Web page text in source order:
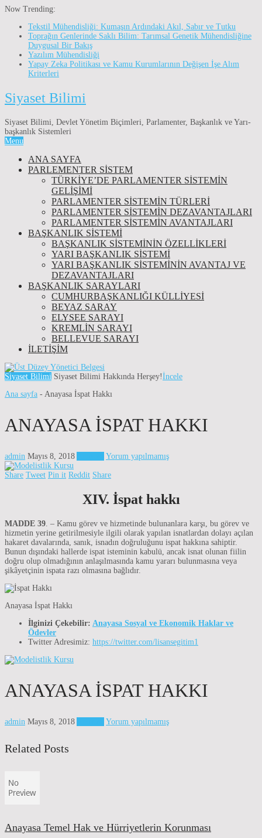
Now Trending:
Tekstil Mühendisliği: Kumaşın Ardındaki Akıl, Sabır ve Tutku
Toprağın Genlerinde Saklı Bilim: Tarımsal Genetik Mühendisliğine
Duygusal Bir Bakış
Yazılım Mühendisliği
Yapay Zeka Politikası ve Kamu Kurumlarının Değişen İşe Alım
Kriterleri
Siyaset Bilimi
Siyaset Bilimi, Devlet Yönetim Biçimleri, Parlamenter, Başkanlık ve Yarı-
başkanlık Sistemleri
Menu
ANA SAYFA
PARLEMENTER SİSTEM
TÜRKIYE’DE PARLAMENTER SISTEMIN
GELIŞIMI
PARLAMENTER SİSTEMİN TÜRLERİ
PARLAMENTER SİSTEMİN DEZAVANTAJLARI
PARLAMENTER SİSTEMİN AVANTAJLARI
BAŞKANLIK SİSTEMİ
BAŞKANLIK SISTEMININ ÖZELLIKLERI
YARI BAŞKANLIK SISTEMI
YARI BAŞKANLIK SISTEMININ AVANTAJ VE
DEZAVANTAJLARI
BAŞKANLIK SARAYLARI
CUMHURBAŞKANLIĞI KÜLLİYESİ
BEYAZ SARAY
ELYSEE SARAYI
KREMLIN SARAYI
BELLEVUE SARAYI
İLETIŞIM
Siyaset Bilimi Siyaset Bilimi Hakkında Herşey!İncele
Ana sayfa - Anayasa İspat Hakkı
ANAYASA İSPAT HAKKI
admin Mayıs 8, 2018 Yorum yapılmamış
Share Tweet Pin it Reddit Share
XIV. İspat hakkı
MADDE 39 . – Kamu görev ve hizmetinde bulunanlara karşı, bu görev ve
hizmetin yerine getirilmesiyle ilgili olarak yapılan isnatlardan dolayı açılan
hakaret davalarında, sanık, isnadın doğruluğunu ispat hakkına sahiptir.
Bunun dışındaki hallerde ispat isteminin kabulü, ancak isnat olunan fiilin
doğru olup olmadığının anlaşılmasında kamu yararı bulunmasına veya
şikâyetçinin ispata razı olmasına bağlıdır.
Anayasa İspat Hakkı
İlginizi Çekebilir: Anayasa Sosyal ve Ekonomik Haklar ve
Ödevler
Twitter Adresimiz: https://twitter.com/lisansegitim1
ANAYASA İSPAT HAKKI
admin Mayıs 8, 2018 Yorum yapılmamış
Related Posts
Anayasa Temel Hak ve Hürriyetlerin Korunması